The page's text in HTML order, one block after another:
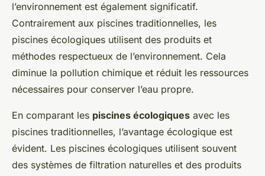
l’environnement est également significatif.
Contrairement aux piscines traditionnelles, les
piscines écologiques utilisent des produits et
méthodes respectueux de l’environnement. Cela
diminue la pollution chimique et réduit les ressources
nécessaires pour conserver l’eau propre.
En comparant les piscines écologiques avec les
piscines traditionnelles, l’avantage écologique est
évident. Les piscines écologiques utilisent souvent
des systèmes de filtration naturelles et des produits